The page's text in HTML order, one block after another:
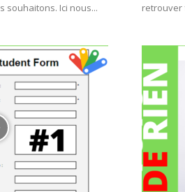
souhaitons. Ici nous...
retrouver